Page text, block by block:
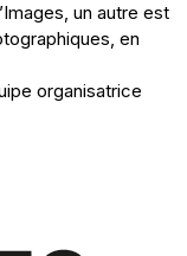
un autre est
en
organisatrice